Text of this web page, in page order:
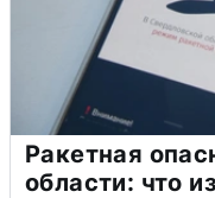
Ракетная
области: что